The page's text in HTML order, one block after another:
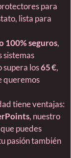
para
lista para
100% seguros,
sistemas
supera los65 €,
queremos
tiene ventajas:
, nuestro
puedes
pasión también